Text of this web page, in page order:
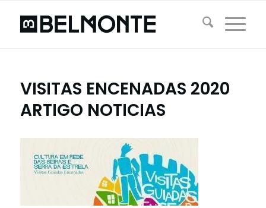
VISITAS ENCENADAS 2020
ARTIGO NOTICIAS